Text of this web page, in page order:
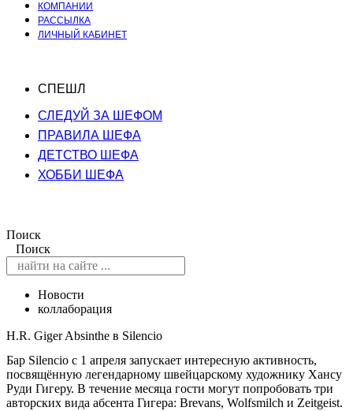
КОМПАНИИ
РАССЫЛКА
ЛИЧНЫЙ КАБИНЕТ
СПЕШЛ
СЛЕДУЙ ЗА ШЕФОМ
ПРАВИЛА ШЕФА
ДЕТСТВО ШЕФА
ХОББИ ШЕФА
Поиск
Поиск
Новости
коллаборация
H.R. Giger Absinthe в Silencio
Бар Silencio с 1 апреля запускает интересную активность,
посвящённую легендарному швейцарскому художнику Хансу
Руди Гигеру. В течение месяца гости могут попробовать три
авторских вида абсента Гигера: Brevans, Wolfsmilch и Zeitgeist.